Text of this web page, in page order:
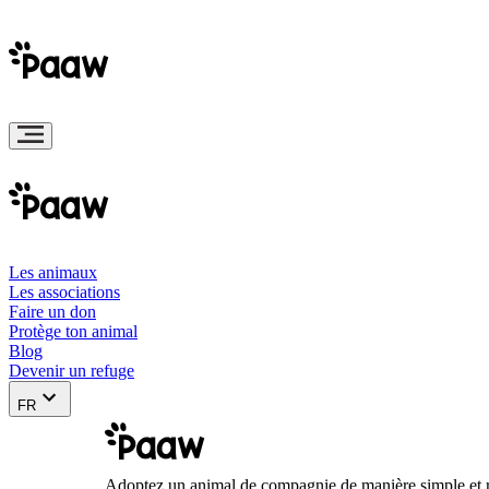
Les animaux
Les associations
Faire un don
Protège ton animal
Blog
Devenir un refuge
FR
Adoptez un animal de compagnie de manière simple et